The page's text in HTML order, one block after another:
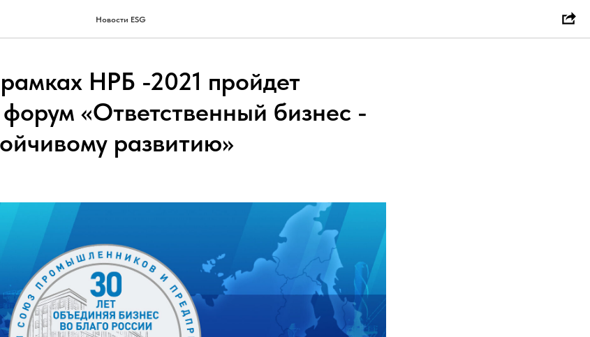
Новости ESG
НРБ -2021 пройдет
«Ответственный бизнес -
развитию»